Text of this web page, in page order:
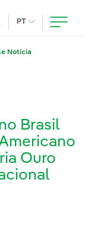
PT IDIOMA ATUAL,
Notícia
Brasil
Ouro